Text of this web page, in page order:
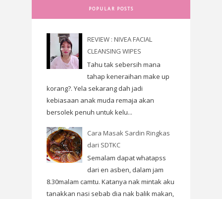
POPULAR POSTS
REVIEW : NIVEA FACIAL
CLEANSING WIPES
Tahu tak sebersih mana
tahap keneraihan make up
korang?. Yela sekarang dah jadi
kebiasaan anak muda remaja akan
bersolek penuh untuk kelu...
Cara Masak Sardin Ringkas
dari SDTKC
Semalam dapat whatapss
dari en asben, dalam jam
8.30malam camtu. Katanya nak mintak aku
tanakkan nasi sebab dia nak balik makan,